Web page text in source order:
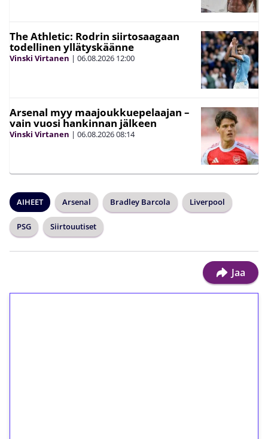
The Athletic: Rodrin siirtosaagaan
todellinen yllätyskäänne
Vinski Virtanen | 06.08.2026 12:00
Arsenal myy maajoukkuepelaajan –
vain vuosi hankinnan jälkeen
Vinski Virtanen | 06.08.202608:14
AIHEET Arsenal Bradley Barcola Liverpool
PSG Siirtouutiset
Jaa